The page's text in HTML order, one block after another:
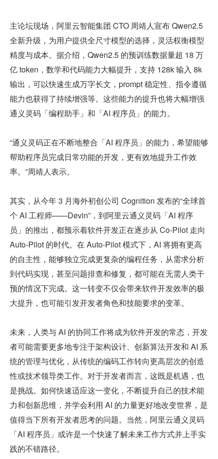
主论坛现场，阿里云智能集团 CTO 周靖人宣布 Qwen2.5
全新升级，为用户提供全尺寸模型的选择，灵活权衡模型
精度与成本。据介绍，Qwen2.5 的预训练数据量超 18 万
亿 token，数学和代码能力大幅提升，支持 128k 输入 8k
输出，可以快速生成万字长文，prompt 稳定性、指令遵循
能力也获得了持续增强等。这些能力的提升也将大幅增强
通义灵码「编程助手」和「AI 程序员」的能力。
“通义灵码正在不断地整合「AI 程序员」的能力，希望能够
帮助程序员完成日常功能的开发，更有效地提升工作效
率。”周靖人表示。
其实，从今年 3 月海外初创公司 Cognition 发布的“全球首
个 AI 工程师——Devin”，到阿里云通义灵码「AI 程序
员」的推出，都预示着软件开发正在逐步从 Co-Pilot 走向
Auto-Pilot 的时代。在 Auto-Pilot 模式下，AI 将拥有更高
的自主性，能够独立完成更复杂的编程任务，从需求分析
到代码实现，甚至问题排查和修复，都可能在无需人类干
预的情况下完成。这一转变不仅会带来软件开发效率的极
大提升，也可能引发开发者角色和技能要求的变革。
未来，人类与 AI 的协同工作将成为软件开发的常态，开发
者可能需要更多地专注于架构设计、创新算法开发和 AI 系
统的管理与优化，从传统的编码工作转向更高层次的创造
性或技术领导类工作。对于开发者而言，这既是机遇，也
是挑战。如何快速适应这一变化，不断提升自己的技术能
力和创新思维，并学会利用 AI 的力量更好地改变世界，是
值得当下所有开发者思考的问题。当然，阿里云通义灵码
「AI 程序员」或许是一个快速了解未来工作方式并上手实
践的不错路径。